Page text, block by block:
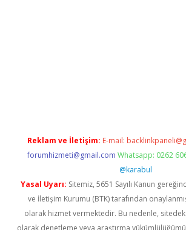
Reklam ve İletişim: E-mail:
forumhizmeti@gmail.com Whatsapp: 0262
@karabul
Yasal Uyarı: Sitemiz, 5651 Sayılı Kanun
ve İletişim Kurumu (BTK) tarafından
olarak hizmet vermektedir. Bu nedenle,
olarak denetleme veya araştırma